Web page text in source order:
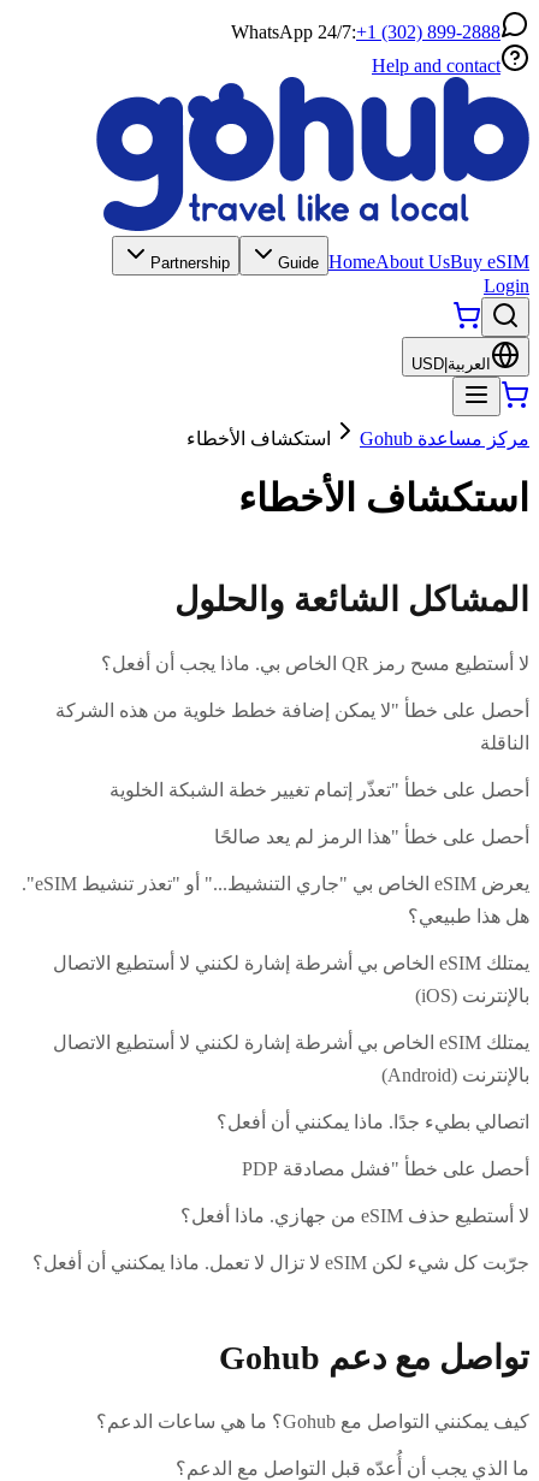
WhatsApp 24/7:+1 (302) 899-2888
Help and contact
HomeAbout UsBuy eSIM
Guide
Partnership
Login
العربية USD
مركز مساعدة Gohub استكشاف الأخطاء
استكشاف الأخطاء
المشاكل الشائعة والحلول
لا أستطيع مسح رمز QR الخاص بي. ماذا يجب أن أفعل؟
أحصل على خطأ "لا يمكن إضافة خطط خلوية من هذه الشركة
الناقلة
أحصل على خطأ "تعذّر إتمام تغيير خطة الشبكة الخلوية
أحصل على خطأ "هذا الرمز لم يعد صالحًا
يعرض eSIM الخاص بي "جاري التنشيط..." أو "تعذر تنشيط eSIM".
هل هذا طبيعي؟
يمتلك eSIM الخاص بي أشرطة إشارة لكنني لا أستطيع الاتصال
بالإنترنت (iOS)
يمتلك eSIM الخاص بي أشرطة إشارة لكنني لا أستطيع الاتصال
بالإنترنت (Android)
اتصالي بطيء جدًا. ماذا يمكنني أن أفعل؟
أحصل على خطأ "فشل مصادقة PDP
لا أستطيع حذف eSIM من جهازي. ماذا أفعل؟
جرّبت كل شيء لكن eSIM لا تزال لا تعمل. ماذا يمكنني أن أفعل؟
تواصل مع دعم Gohub
كيف يمكنني التواصل مع Gohub؟ ما هي ساعات الدعم؟
ما الذي يجب أن أُعدّه قبل التواصل مع الدعم؟